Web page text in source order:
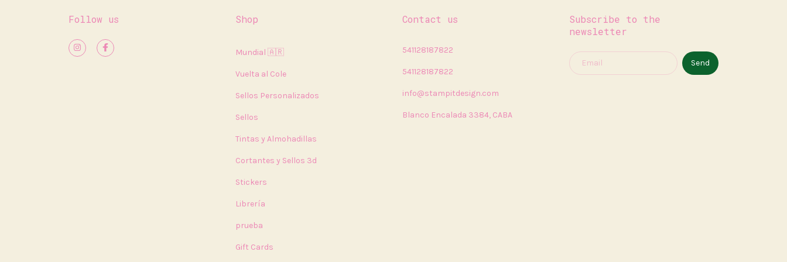
Follow us Shop
Mundial 🇦🇷
Vuelta al Cole
Sellos Personalizados
Sellos
Tintas y Almohadillas
Cortantes y Sellos 3d
Stickers
Librería
prueba
Gift Cards
Contact us
541128187822
541128187822
info@stampitdesign.com
Blanco Encalada 3384, CABA
Subscribe to the
newsletter